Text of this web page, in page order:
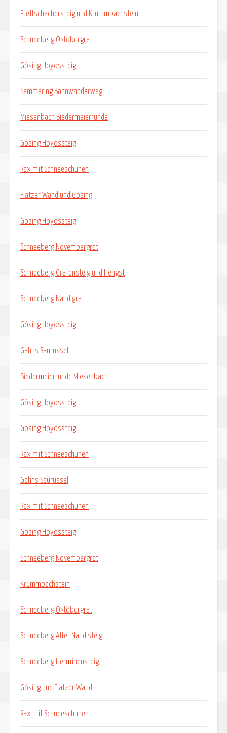
Prettschachersteig und Krummbachstein
Schneeberg Oktobergrat
Gösing Hoyossteig
Semmering Bahnwanderweg
Miesenbach Biedermeierrunde
Gösing Hoyossteig
Rax mit Schneeschuhen
Flatzer Wand und Gösing
Gösing Hoyossteig
Schneeberg Novembergrat
Schneeberg Grafensteig und Hengst
Schneeberg Nandlgrat
Gösing Hoyossteig
Gahns Saurüssel
Biedermeierrunde Miesenbach
Gösing Hoyossteig
Gösing Hoyossteig
Rax mit Schneeschuhen
Gahns Saurüssel
Rax mit Schneeschuhen
Gösing Hoyossteig
Schneeberg Novembergrat
Krummbachstein
Schneeberg Oktobergrat
Schneeberg Alter Nandlsteig
Schneeberg Herminensteig
Gösing und Flatzer Wand
Rax mit Schneeschuhen